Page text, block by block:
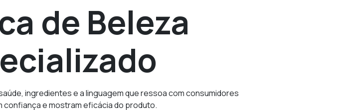
de Beleza
ingredientes e a linguagem que ressoa com consumidores
e mostram eficácia do produto.